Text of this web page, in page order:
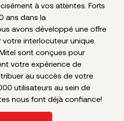
à vos attentes. Forts
ans dans la
avons développé une offre
interlocuteur unique.
sont conçues pour
votre expérience de
au succès de votre
utilisateurs au sein de
nous font déjà confiance!